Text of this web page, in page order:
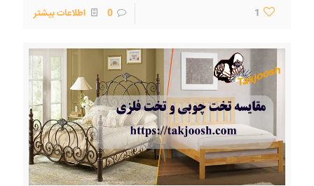
1
0 اطلاعات بیشتر